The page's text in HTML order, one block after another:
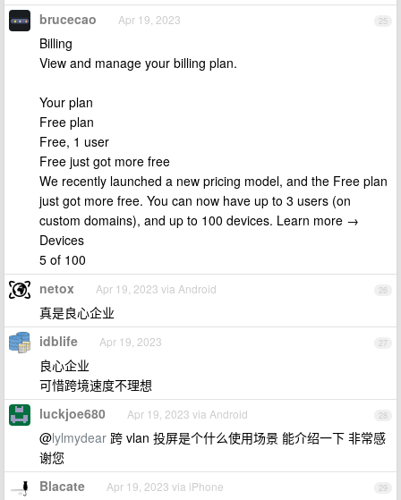
25
brucecao Apr 19, 2023
Billing
View and manage your billing plan.
Your plan
Free plan
Free, 1 user
Free just got more free
We recently launched a new pricing model, and the Free plan
just got more free. You can now have up to 3 users (on
custom domains), and up to 100 devices. Learn more →
Devices
5 of 100
26
netox Apr 19, 2023 via Android
真是良心企业
27
idblife Apr 19, 2023
良心企业
可惜跨境速度不理想
28
luckjoe680 Apr 19, 2023 via Android
@lylmydear 跨 vlan 投屏是个什么使用场景 能介绍一下 非常感
谢您
29
Blacate Apr 19, 2023 via iPhone